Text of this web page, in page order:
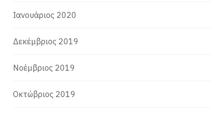
Ιανουάριος 2020
Δεκέμβριος 2019
Νοέμβριος 2019
Οκτώβριος 2019